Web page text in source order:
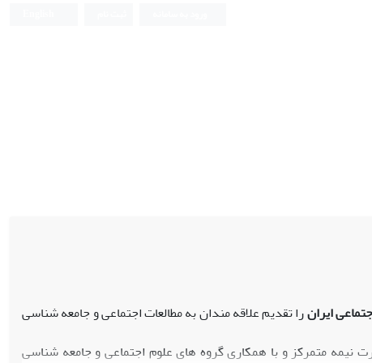
ایرانرا تقدیم علاقه مندان به مطالعات اجتماعی و جامعه شناسی
نیمه متمرکز و با همکاری گروه های علوم اجتماعی و جامعه شناسی